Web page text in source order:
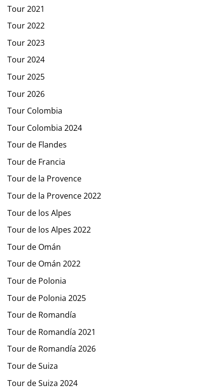
Tour 2021
Tour 2022
Tour 2023
Tour 2024
Tour 2025
Tour 2026
Tour Colombia
Tour Colombia 2024
Tour de Flandes
Tour de Francia
Tour de la Provence
Tour de la Provence 2022
Tour de los Alpes
Tour de los Alpes 2022
Tour de Omán
Tour de Omán 2022
Tour de Polonia
Tour de Polonia 2025
Tour de Romandía
Tour de Romandía 2021
Tour de Romandía 2026
Tour de Suiza
Tour de Suiza 2024